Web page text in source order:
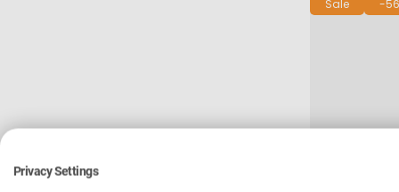
Privacy Settings
Sale -